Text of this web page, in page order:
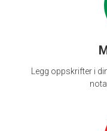
Legg oppskrifter i